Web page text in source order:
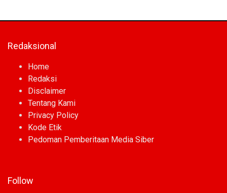
Redaksional
Home
Redaksi
Disclaimer
Tentang Kami
Privacy Policy
Kode Etik
Pedoman Pemberitaan Media Siber
Follow